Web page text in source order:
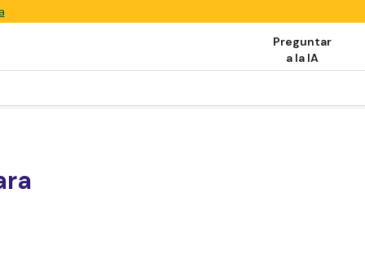
Preguntar
a la IA